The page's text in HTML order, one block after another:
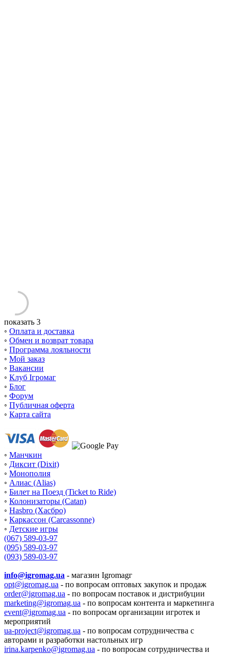
показать 3
◦ Оплата и доставка
◦ Обмен и возврат товара
◦ Программа лояльности
◦ Мой заказ
◦ Вакансии
◦ Клуб Ігромаг
◦ Блог
◦ Форум
◦ Публичная оферта
◦ Карта сайта
◦ Манчкин
◦ Диксит (Dixit)
◦ Монополия
◦ Алиас (Alias)
◦ Билет на Поезд (Ticket to Ride)
◦ Колонизаторы (Catan)
◦ Hasbro (Хасбро)
◦ Каркассон (Carcassonne)
◦ Детские игры
(067) 589-03-97
(095) 589-03-97
(093) 589-03-97
info@igromag.ua - магазин Igromagг
opt@igromag.ua - по вопросам оптовых закупок и продаж
order@igromag.ua - по вопросам поставок и дистрибуции
marketing@igromag.ua - по вопросам контента и маркетинга
event@igromag.ua - по вопросам организации игротек и
мероприятий
ua-project@igromag.ua - по вопросам сотрудничества с
авторами и разработки настольных игр
irina.karpenko@igromag.ua - по вопросам сотрудничества и